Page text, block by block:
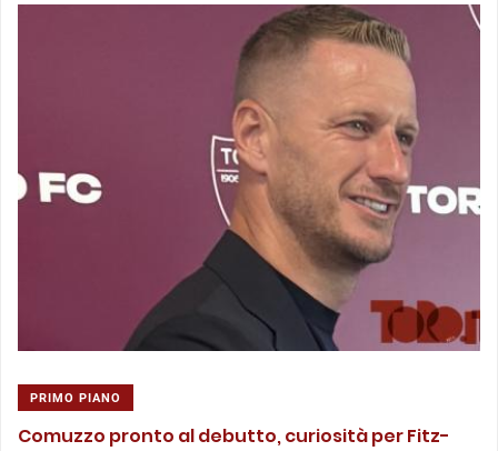
PRIMO PIANO
Comuzzo pronto al debutto, curiosità per Fitz-